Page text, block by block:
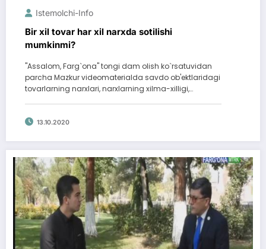
Istemolchi-Info
Bir xil tovar har xil narxda sotilishi
mumkinmi?
"Assalom, Farg`ona" tongi dam olish ko`rsatuvidan
parcha Mazkur videomaterialda savdo ob'ektlaridagi
tovarlarning narxlari, narxlarning xilma-xilligi,…
13.10.2020